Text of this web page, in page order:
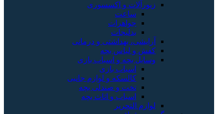
زیورآلات و اکسسوری
ساعت
جواهرات
بدلیجات
آرایشی، بهداشتی و درمانی
کفش و لباس بچه
وسایل بچه و اسباب بازی
اسباب بازی
کالسکه و لوازم جانبی
تخت و صندلی بچه
اسباب و اثاث بچه
لوازم التحریر